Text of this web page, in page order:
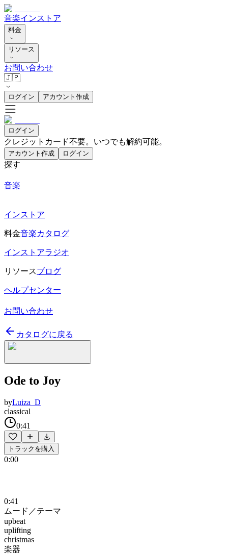
音楽インストア
料金
リソース
お問い合わせ
🇯🇵
ログイン アカウント作成
ログイン
クレジットカード不要。いつでも解約可能。
アカウント作成 ログイン
探す
音楽
インストア
料金音楽カタログ
インストアラジオ
リソースブログ
ヘルプセンター
お問い合わせ
カタログに戻る
Ode to Joy
byLuiza_D
classical
0:41
トラックを購入
0:00
0:41
ムード／テーマ
upbeat
uplifting
christmas
楽器